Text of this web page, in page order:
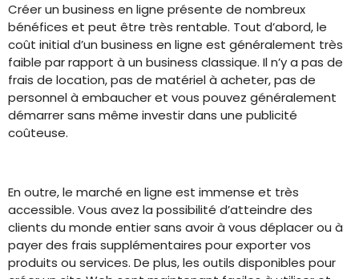
Créer un business en ligne présente de nombreux
bénéfices et peut être très rentable. Tout d’abord, le
coût initial d’un business en ligne est généralement très
faible par rapport à un business classique. Il n’y a pas de
frais de location, pas de matériel à acheter, pas de
personnel à embaucher et vous pouvez généralement
démarrer sans même investir dans une publicité
coûteuse.
En outre, le marché en ligne est immense et très
accessible. Vous avez la possibilité d’atteindre des
clients du monde entier sans avoir à vous déplacer ou à
payer des frais supplémentaires pour exporter vos
produits ou services. De plus, les outils disponibles pour